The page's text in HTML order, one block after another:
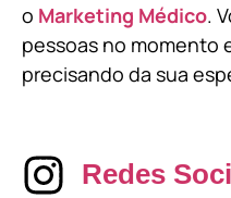
o Marketing Médico.
pessoas no momento
precisando da sua
Redes